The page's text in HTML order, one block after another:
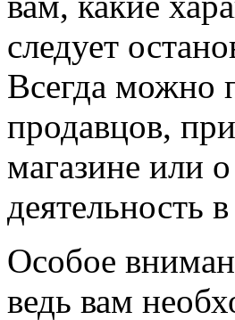
следует
Всегда можно
продавцов,
магазине или
деятельность
Особое
ведь вам